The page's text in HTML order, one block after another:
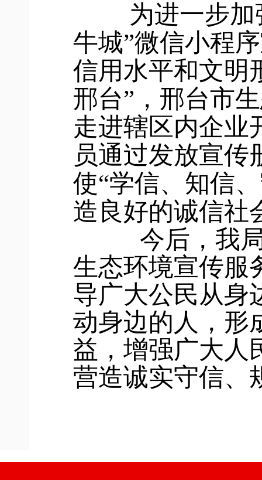
为进一步加
牛城”微信小程
信用水平和文明
邢台”，邢台市
走进辖区内企业
员通过发放宣传
使“学信、知信
造良好的诚信社
今后，我
生态环境宣传服
导广大公民从身
动身边的人，形
益，增强广大人
营造诚实守信、